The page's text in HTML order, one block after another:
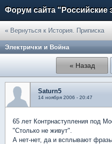
Форум сайта "Российские
« Вернуться к История. Приписка
Электрички и Война
« Назад
Saturn5
14 ноября 2006 - 20:47
65 лет Контрнаступления под
"Столько не живут".
А нет-нет, да и всплывают